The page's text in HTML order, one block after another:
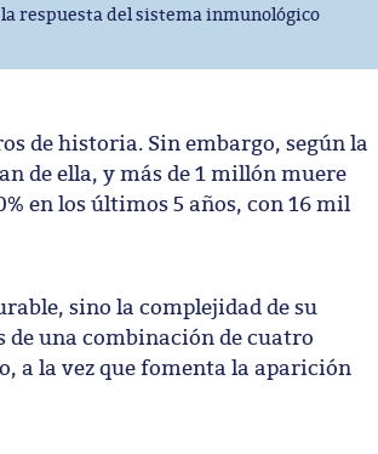
respuesta del sistema inmunológico
de historia. Sin embargo, según la
de ella, y más de 1 millón muere
en los últimos 5 años, con 16 mil
sino la complejidad de su
de una combinación de cuatro
a la vez que fomenta la aparición